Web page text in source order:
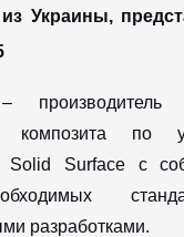
Украины,
композита по
Solid Surface с
разработками.